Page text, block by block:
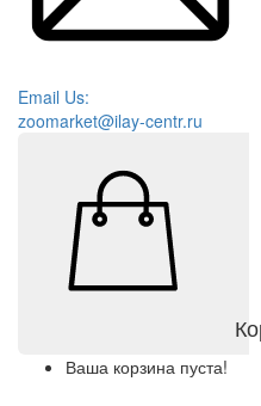
Email Us:
zoomarket@ilay-centr.ru
Ваша корзина пуста!